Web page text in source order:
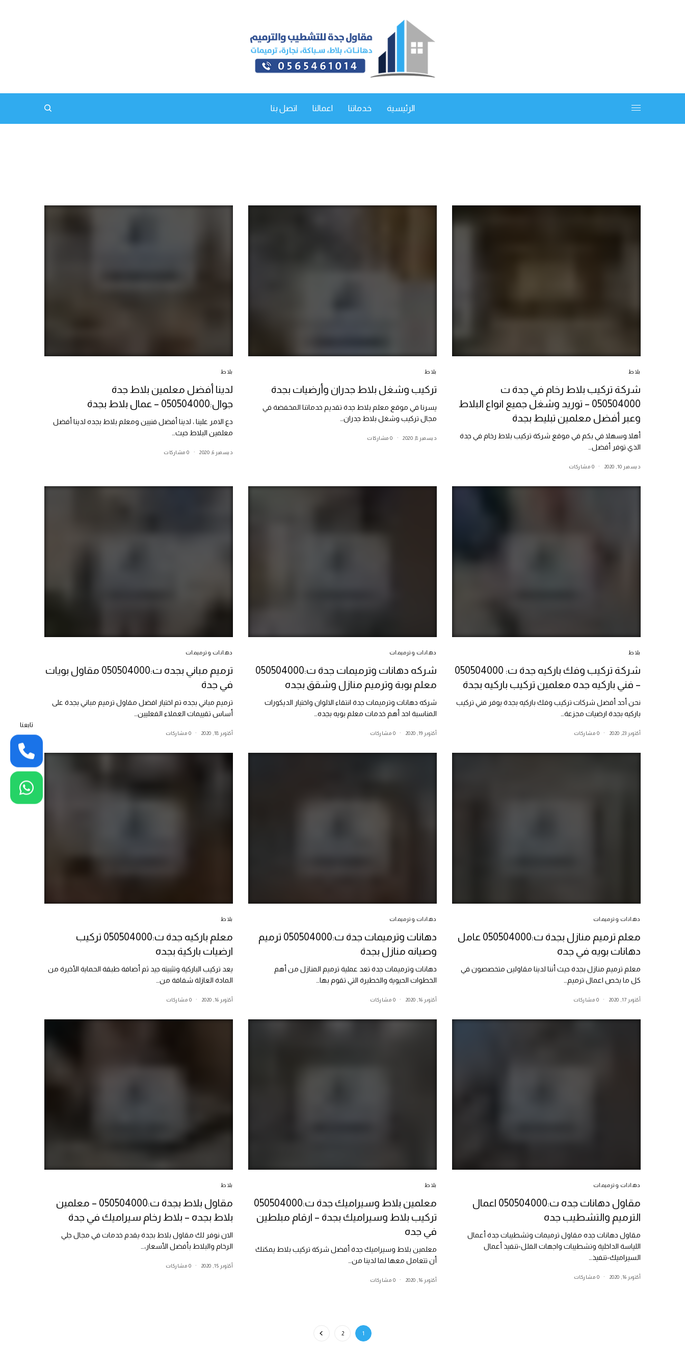
الرئيسية خدماتنا اعمالنا اتصل بنا
بلاط
شركة تركيب بلاط رخام في جدة ت
050504000 – توريد وشغل جميع انواع البلاط
وعبر أفضل معلمين تبليط بجدة
أهلا وسهلا في بكم في موقع شركة تركيب بلاط رخام في جدة
الذي توفر أفضل…
ديسمبر 10, 2020 0 مشاركات
بلاط
تركيب وشغل بلاط جدران وأرضيات بجدة
يسرنا في موقع معلم بلاط جدة تقديم خدماتنا المخفضة في
مجال تركيب وشغل بلاط جدران…
ديسمبر 8, 2020 0 مشاركات
بلاط
لدينا أفضل معلمين بلاط جدة
جوال:050504000 – عمال بلاط بجدة
دع الامر علينا ، لدينا أفضل فنيين ومعلم بلاط بجده لدينا أفضل
معلمين البلاط حيث…
ديسمبر 6, 2020 0 مشاركات
بلاط
شركة تركيب وفك باركيه جدة ت: 050504000
– فني باركيه جده معلمين تركيب باركيه بجدة
نحن أحد أفضل شركات تركيب وفك باركيه بجدة يوفر فني تركيب
باركيه بجدة ارضيات مجزعة…
أكتوبر 23, 2020 0 مشاركات
دهانات وترميمات
شركه دهانات وترميمات جدة ت:050504000
معلم بوبة وترميم منازل وشقق بجده
شركه دهانات وترميمات جدة انتقاء الالوان واختيار الديكورات
المناسبة احد أهم خدمات معلم بويه بجده…
أكتوبر 19, 2020 0 مشاركات
دهانات وترميمات
ترميم مباني بجده ت:050504000 مقاول بويات
في جدة
ترميم مباني بجده تم اختيار افضل مقاول ترميم مباني بجدة على
أساس تقييمات العملاء الفعليين…
أكتوبر 18, 2020 0 مشاركات
دهانات وترميمات
معلم ترميم منازل بجدة ت:050504000 عامل
دهانات بويه في جده
معلم ترميم منازل بجدة حيث أننا لدينا مقاولين متخصصون في
كل ما يخص اعمال ترميم…
أكتوبر 17, 2020 0 مشاركات
دهانات وترميمات
دهانات وترميمات جدة ت:050504000 ترميم
وصيانه منازل بجدة
دهانات وترميمات جدة تعد عملية ترميم المنازل من أهم
الخطوات الحيوية والخطيرة التي تقوم بها…
أكتوبر 16, 2020 0 مشاركات
بلاط
معلم باركيه جدة ت:050504000 تركيب
ارضيات باركية بجده
يعد تركيب الباركية وتثبيته جيد ثم أضافة طبقة الحماية الأخيرة من
المادة العازلة شفافة من…
أكتوبر 16, 2020 0 مشاركات
دهانات وترميمات
مقاول دهانات جده ت:050504000 اعمال
الترميم والتشطيب جده
مقاول دهانات جده مقاول ترميمات وتشطيبات جدة أعمال
اللياسة الداخلية وتشطيبات واجهات الفلل-تنفيذ أعمال
السيراميك-تنفيذ…
أكتوبر 16, 2020 0 مشاركات
بلاط
معلمين بلاط وسيراميك جدة ت:050504000
تركيب بلاط وسيراميك بجدة – ارقام مبلطين
في جده
معلمين بلاط وسيراميك جدة أفضل شركة تركيب بلاط يمكنك
أن تتعامل معها لما لدينا من…
أكتوبر 16, 2020 0 مشاركات
بلاط
مقاول بلاط بجدة ت:050504000 – معلمين
بلاط بجده – بلاط رخام سيراميك في جدة
الان نوفر لك مقاول بلاط بجدة يقدم خدمات في مجال جلي
الرخام والبلاط بأفضل الأسعار،…
أكتوبر 15, 2020 0 مشاركات
1
2
تابعنا